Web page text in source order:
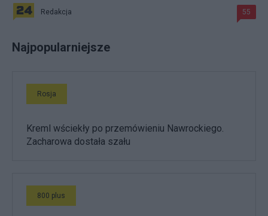
Redakcja 55
Najpopularniejsze
Rosja
Kreml wściekły po przemówieniu Nawrockiego.
Zacharowa dostała szału
800 plus